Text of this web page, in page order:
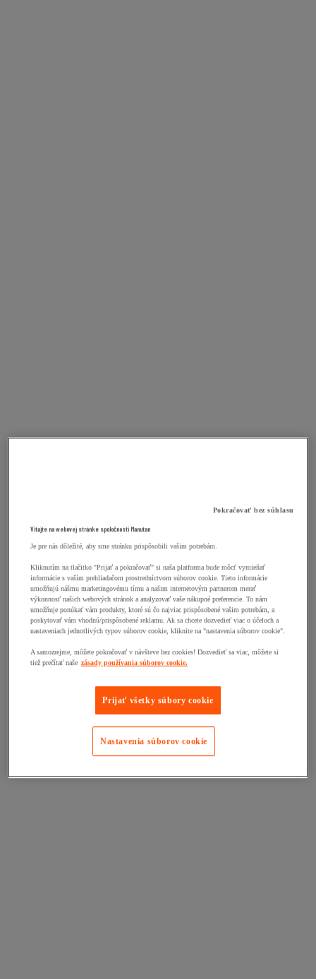
Pokračovať bez súhlasu
Vitajte na webovej stránke spoločnosti Manutan
Je pre nás dôležité, aby sme stránku prispôsobili vašim potrebám.
Kliknutím na tlačitko "Prijať a pokračovať" si naša platforma bude môcť vymieňať
informácie s vaším prehliadačom prostredníctvom súborov cookie. Tieto informácie
umožňujú nášmu marketingovému tímu a našim internetovým partnerom merať
výkonnosť našich webových stránok a analyzovať vaše nákupné preferencie. To nám
umožňuje ponúkať vám produkty, ktoré sú čo najviac prispôsobené vašim potrebám, a
poskytovať vám vhodnú/prispôsobené reklamu. Ak sa chcete dozvedieť viac o účeloch a
nastaveniach jednotlivých typov súborov cookie, kliknite na "nastavenia súborov cookie".
A samozrejme, môžete pokračovať v návšteve bez cookies! Dozvedieť sa viac, môžete si
tiež prečítať naše zásady používania súborov cookie.
Prijať všetky súbory cookie
Nastavenia súborov cookie